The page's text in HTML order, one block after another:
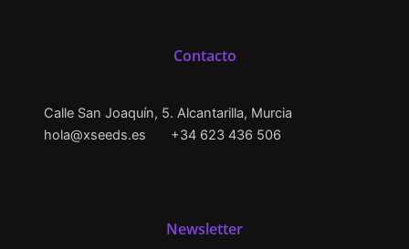
Contacto
Calle San Joaquín, 5. Alcantarilla, Murcia
hola@xseeds.es
+34 623 436 506
Newsletter